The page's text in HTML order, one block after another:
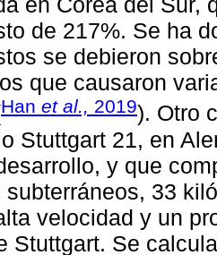
de 217%. Se ha
se debieron
que causaron
Han et al., 2019). Otro
Stuttgart 21, en
y que
subterráneos, 33
velocidad y un
Stuttgart. Se